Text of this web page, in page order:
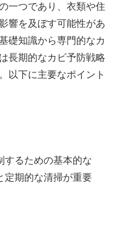
一つであり、衣類や住
響を及ぼす可能性があ
礎知識から専門的なカ
長期的なカビ予防戦略
以下に主要なポイント
するための基本的な
定期的な清掃が重要